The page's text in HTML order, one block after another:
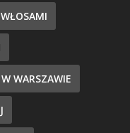
WARSZAWIE